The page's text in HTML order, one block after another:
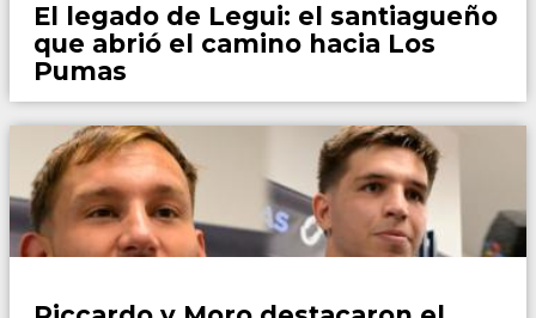
El legado de Legui: el santiagueño
que abrió el camino hacia Los
Pumas